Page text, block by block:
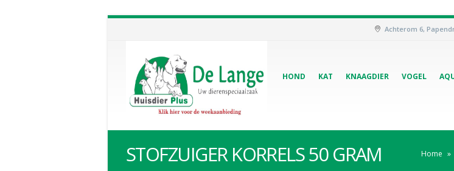
Achterom 6,
HOND KAT KNAAGDIER VOGEL
STOFZUIGER KORRELS 50 GRAM Home »